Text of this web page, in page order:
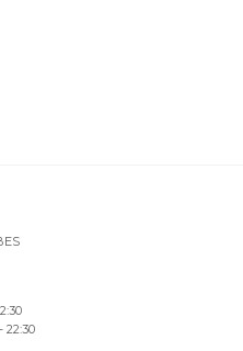
22:30